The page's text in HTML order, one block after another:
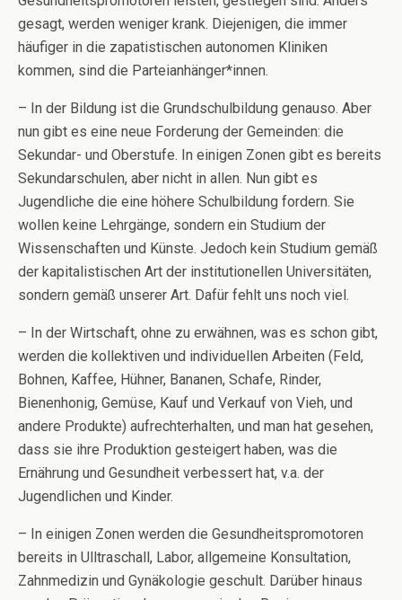
gesagt, werden weniger krank. Diejenigen, die immer
häufiger in die zapatistischen autonomen Kliniken
kommen, sind die Parteianhänger*innen.
– In der Bildung ist die Grundschulbildung genauso. Aber
nun gibt es eine neue Forderung der Gemeinden: die
Sekundar- und Oberstufe. In einigen Zonen gibt es bereits
Sekundarschulen, aber nicht in allen. Nun gibt es
Jugendliche die eine höhere Schulbildung fordern. Sie
wollen keine Lehrgänge, sondern ein Studium der
Wissenschaften und Künste. Jedoch kein Studium gemäß
der kapitalistischen Art der institutionellen Universitäten,
sondern gemäß unserer Art. Dafür fehlt uns noch viel.
– In der Wirtschaft, ohne zu erwähnen, was es schon gibt,
werden die kollektiven und individuellen Arbeiten (Feld,
Bohnen, Kaffee, Hühner, Bananen, Schafe, Rinder,
Bienenhonig, Gemüse, Kauf und Verkauf von Vieh, und
andere Produkte) aufrechterhalten, und man hat gesehen,
dass sie ihre Produktion gesteigert haben, was die
Ernährung und Gesundheit verbessert hat, v.a. der
Jugendlichen und Kinder.
– In einigen Zonen werden die Gesundheitspromotoren
bereits in Ulltraschall, Labor, allgemeine Konsultation,
Zahnmedizin und Gynäkologie geschult. Darüber hinaus